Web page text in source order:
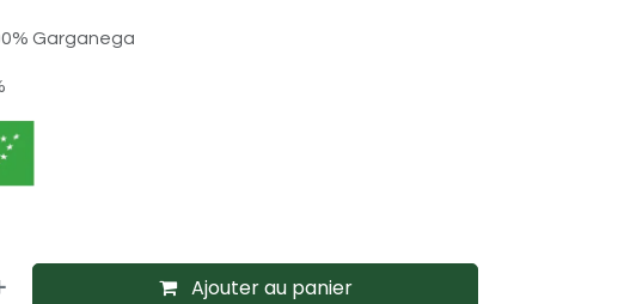
Garganega
Ajouter au panier